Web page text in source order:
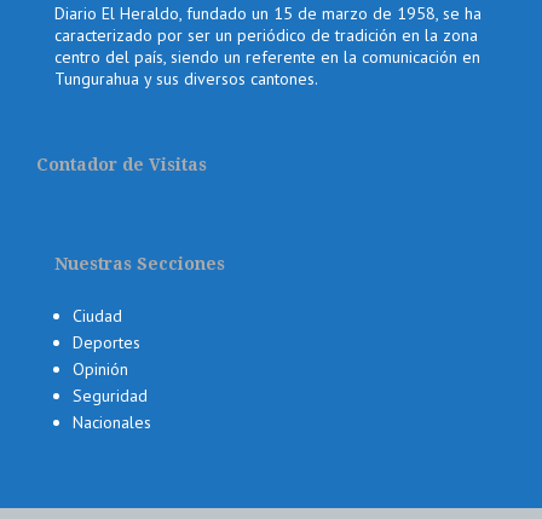
Diario El Heraldo, fundado un 15 de marzo de 1958, se ha
caracterizado por ser un periódico de tradición en la zona
centro del país, siendo un referente en la comunicación en
Tungurahua y sus diversos cantones.
Contador de Visitas
Nuestras Secciones
Ciudad
Deportes
Opinión
Seguridad
Nacionales